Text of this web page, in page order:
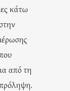
κάτω
από τη